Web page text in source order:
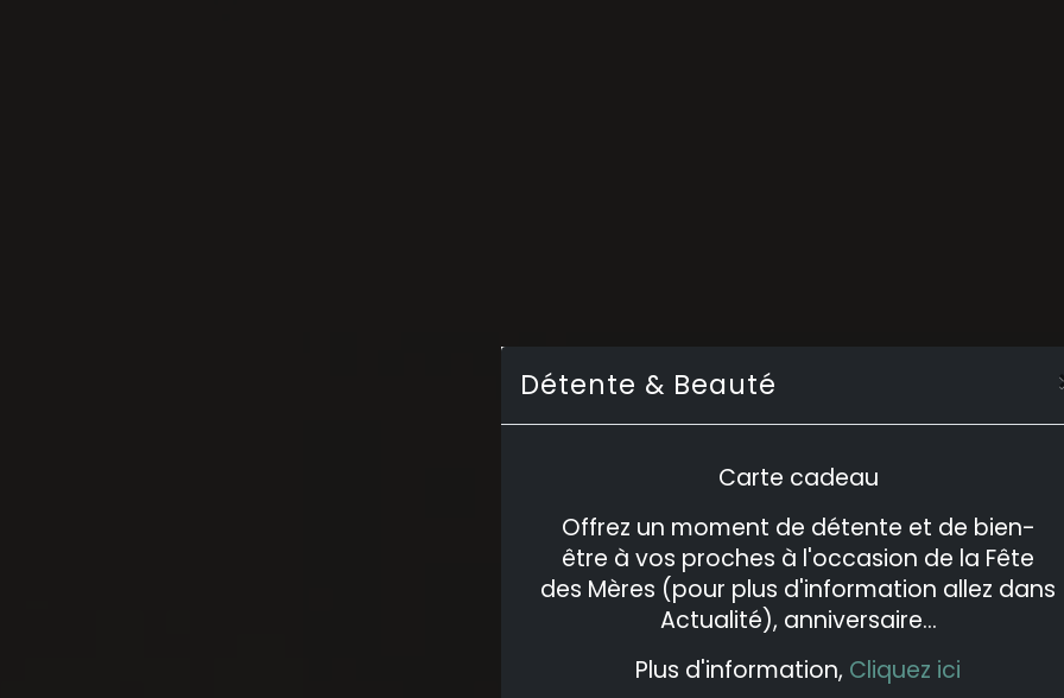
Détente & Beauté
Carte cadeau
Offrez un moment de détente et de bien-
être à vos proches à l'occasion de la Fête
des Mères (pour plus d'information allez dans
Actualité), anniversaire...
Plus d'information, Cliquez ici